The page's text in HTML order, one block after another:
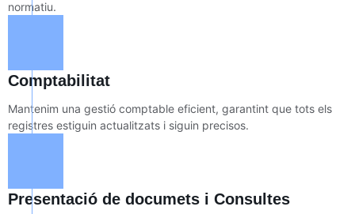
normatiu.
Comptabilitat
Mantenim una gestió comptable eficient, garantint que tots els
registres estiguin actualitzats i siguin precisos.
Presentació de documets i Consultes